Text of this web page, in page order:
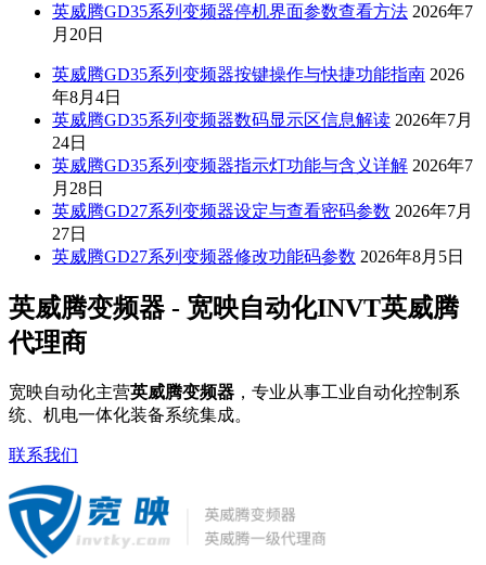
英威腾GD35系列变频器停机界面参数查看方法 2026年7
月20日
英威腾GD35系列变频器按键操作与快捷功能指南 2026
年8月4日
英威腾GD35系列变频器数码显示区信息解读 2026年7月
24日
英威腾GD35系列变频器指示灯功能与含义详解 2026年7
月28日
英威腾GD27系列变频器设定与查看密码参数 2026年7月
27日
英威腾GD27系列变频器修改功能码参数 2026年8月5日
英威腾变频器 - 宽映自动化INVT英威腾
代理商
宽映自动化主营英威腾变频器 ，专业从事工业自动化控制系
统、机电一体化装备系统集成。
联系我们